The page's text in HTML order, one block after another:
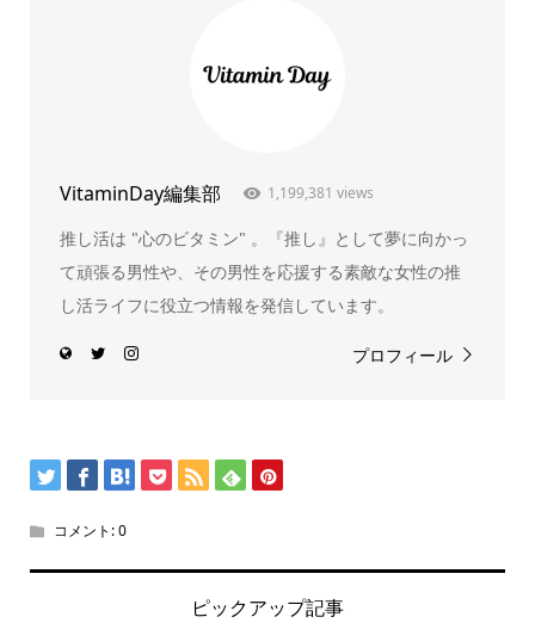
VitaminDay編集部 1,199,381 views
推し活は "心のビタミン" 。『推し』として夢に向かっ
て頑張る男性や、その男性を応援する素敵な女性の推
し活ライフに役立つ情報を発信しています。
プロフィール
コメント:0
ピックアップ記事